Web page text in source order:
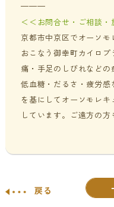
———
＜＜お問合せ・ご相談
京都市中京区でオーソ
おこなう御幸町カイロ
痛・手足のしびれなどの
低血糖・だるさ・疲労
を基にしてオーソモレ
しています。ご遠方の方
戻る